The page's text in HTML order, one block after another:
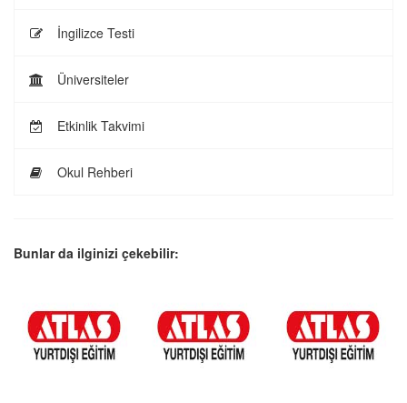
İngilizce Testi
Üniversiteler
Etkinlik Takvimi
Okul Rehberi
Bunlar da ilginizi çekebilir: